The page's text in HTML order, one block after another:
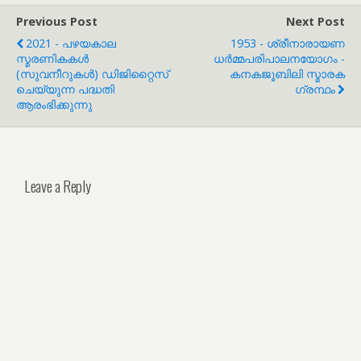
Previous Post
2021 - പഴയകാല
സ്മരണികകൾ
(സുവനീറുകൾ) ഡിജിറ്റൈസ്
ചെയ്യുന്ന പദ്ധതി
ആരംഭിക്കുന്നു
Next Post
1953 - ശ്രീനാരായണ
ധർമ്മപരിപാലനയോഗം -
കനകജൂബിലി സ്മാരക
ഗ്രന്ഥം
Leave a Reply